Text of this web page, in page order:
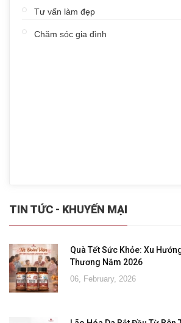
Tư vấn làm đẹp
Chăm sóc gia đình
TIN TỨC - KHUYẾN MẠI
Quà Tết Sức Khỏe: Xu
Thương Năm 2026
06, February, 2026